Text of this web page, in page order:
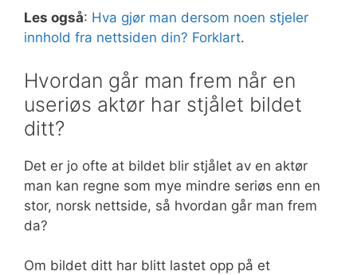
Les også: Hva gjør man dersom noen stjeler
innhold fra nettsiden din? Forklart.
Hvordan går man frem når en
useriøs aktør har stjålet bildet
ditt?
Det er jo ofte at bildet blir stjålet av en aktør
man kan regne som mye mindre seriøs enn en
stor, norsk nettside, så hvordan går man frem
da?
Om bildet ditt har blitt lastet opp på et